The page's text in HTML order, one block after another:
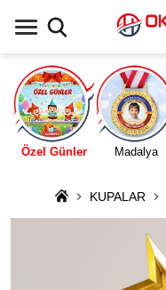
Özel Günler Madalya
KUPALAR